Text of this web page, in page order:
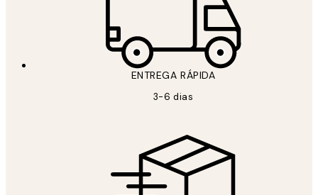
ENTREGA RÁPIDA
3-6 dias